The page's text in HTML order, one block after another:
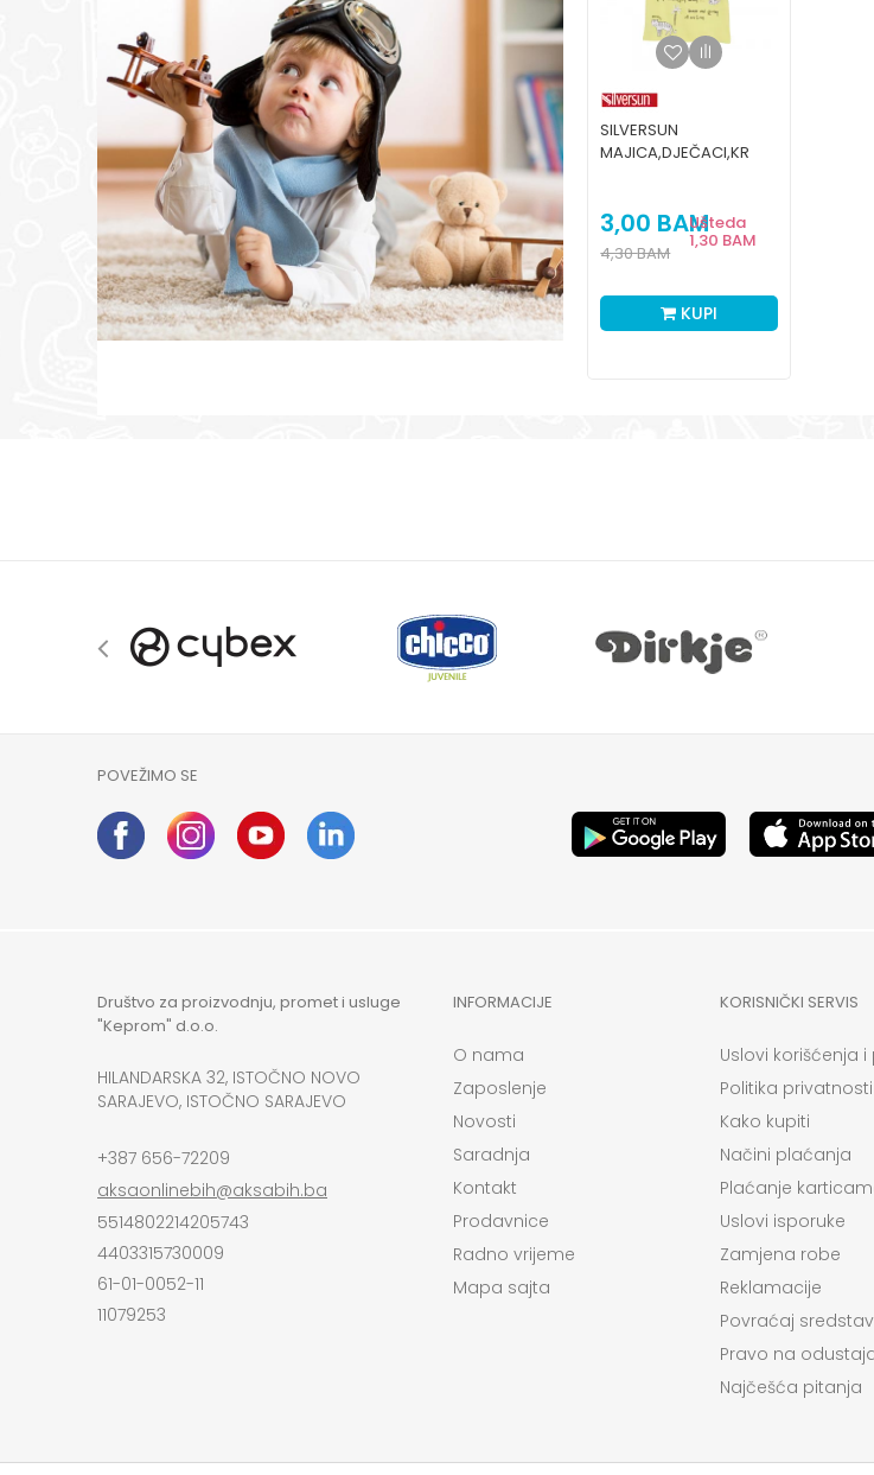
SILVERSUN
MAJICA,DJEČACI,KR
3,00 BAMUšteda
1,30 BAM
4,30BAM
KUPI
POVEŽIMO SE
Društvo za proizvodnju, promet i usluge
"Keprom" d.o.o.
HILANDARSKA 32, ISTOČNO NOVO
SARAJEVO, ISTOČNO SARAJEVO
+387 656-72209
aksaonlinebih@aksabih.ba
5514802214205743
4403315730009
61-01-0052-11
11079253
INFORMACIJE
O nama
Zaposlenje
Novosti
Saradnja
Kontakt
Prodavnice
Radno vrijeme
Mapa sajta
KORISNIČKI SERVIS
Uslovi korišćenja
Politika privatnosti
Kako kupiti
Načini plaćanja
Plaćanje
Uslovi isporuke
Zamjena robe
Reklamacije
Povraćaj
Pravo na
Najčešća pitanja